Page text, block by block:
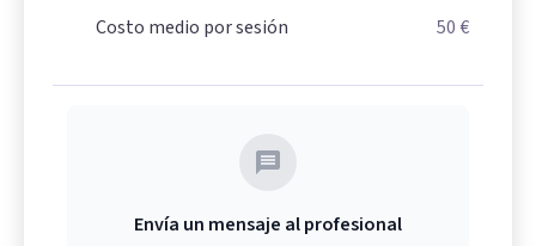
Costo medio por sesión
50 €
Envía un mensaje al profesional